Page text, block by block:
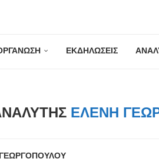
ΕΚΔΗΛΩΣΕΙΣ
ΕΛΈΝΗ